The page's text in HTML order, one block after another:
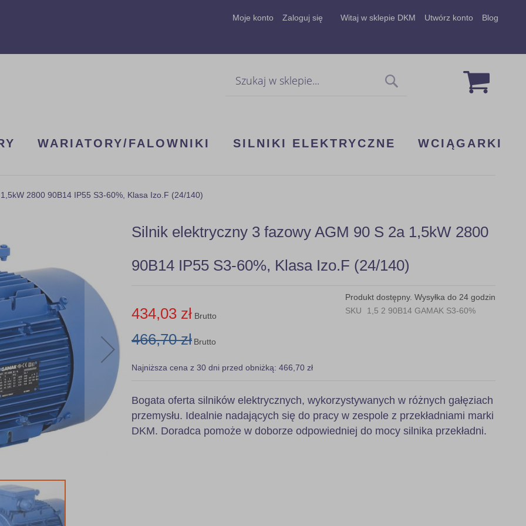
Moje konto Zaloguj się Witaj w sklepie DKM Utwórz konto Blog
Mój
WARIATORY/FALOWNIKI SILNIKI ELEKTRYCZNE WCIĄGARKI
2800 90B14 IP55 S3-60%, Klasa Izo.F (24/140)
Silnik elektryczny 3 fazowy AGM 90 S 2a 1,5kW 2800
90B14 IP55 S3-60%, Klasa Izo.F (24/140)
Produkt dostępny. Wysyłka do 24 godzin
SKU
1,5 2 90B14 GAMAK S3-60%
434,03 zł Brutto
466,70 zł Brutto
Najniższa cena z 30 dni przed obniżką: 466,70 zł
Bogata oferta silników elektrycznych, wykorzystywanych w różnych gałęziach
przemysłu. Idealnie nadających się do pracy w zespole z przekładniami marki
DKM. Doradca pomoże w doborze odpowiedniej do mocy silnika przekładni.